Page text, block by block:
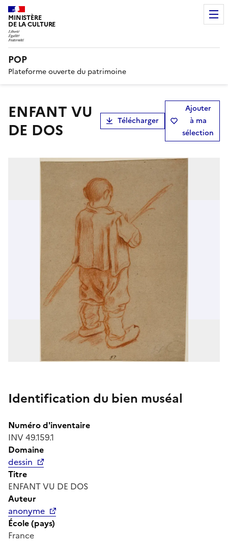
MINISTÈRE
DE LA CULTURE
POP
Plateforme ouverte du patrimoine
ENFANT VU
DE DOS
Télécharger
Ajouter
à ma
sélection
Identification du bien muséal
Numéro d'inventaire
INV 49.159.1
Domaine
dessin
Titre
ENFANT VU DE DOS
Auteur
anonyme
École (pays)
France